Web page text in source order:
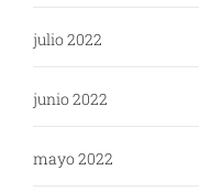
julio 2022
junio 2022
mayo 2022